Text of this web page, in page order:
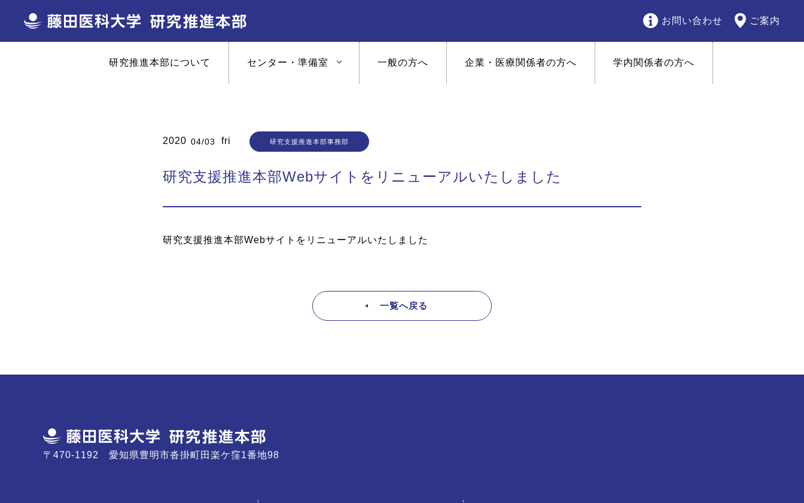
お問い合わせ ご案内
研究推進本部について センター・準備室 一般の方へ 企業・医療関係者の方へ 学内関係者の方へ
2020 04/03 fri 研究支援推進本部事務部
研究支援推進本部Webサイトをリニューアルいたしました
研究支援推進本部Webサイトをリニューアルいたしました
一覧へ戻る
〒470-1192 愛知県豊明市沓掛町田楽ケ窪1番地98